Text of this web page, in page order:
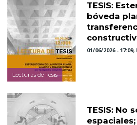
Lecturas de Tesis
TESIS:
bóveda
01/06/2026 - 17:09,
TESIS: No